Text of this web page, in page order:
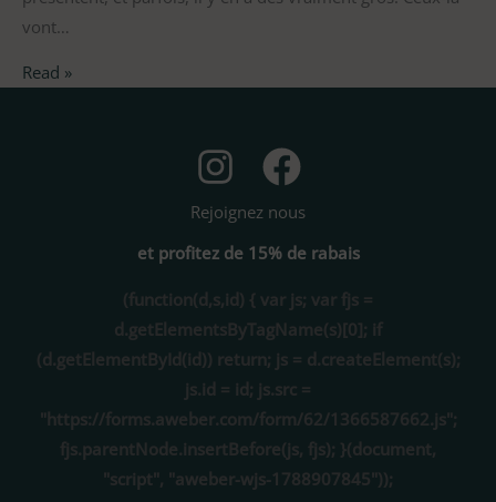
vont…
Read »
Rejoignez nous
et profitez de 15% de rabais
(function(d,s,id) { var js; var fjs =
d.getElementsByTagName(s)[0]; if
(d.getElementById(id)) return; js = d.createElement(s);
js.id = id; js.src =
"https://forms.aweber.com/form/62/1366587662.js";
fjs.parentNode.insertBefore(js, fjs); }(document,
"script", "aweber-wjs-1788907845"));